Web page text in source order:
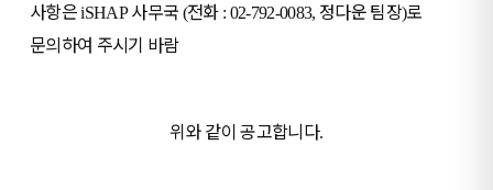
사항은iSHAP사무국 (전화 : 02-792-0083, 정다운 팀장)로
문의하여 주시기 바람
위와 같이 공고합니다.